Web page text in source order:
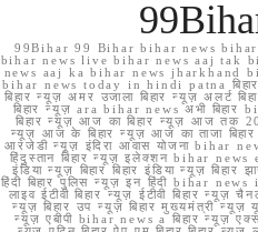
99Bihar 99 Bihar bihar news
bihar news live bihar news aaj tak
news aaj ka bihar news jharkhand
bihar news today in hindi patna बिहार
बिहार न्यूज़ अमर उजाला बिहार न्यूज़ अलर्ट
बिहार न्यूज़ ara bihar news अभी
बिहार न्यूज़ आज का बिहार न्यूज़ आज तक
न्यूज़ आज के बिहार न्यूज़ आज का ताजा बिहार
आरजेडी न्यूज़ इंदिरा आवास योजना bihar
हिंदुस्तान बिहार न्यूज़ इलेक्शन bihar
इंडिया न्यूज़ बिहार बिहार इंडिया न्यूज़
हिंदी बिहार पुलिस न्यूज़ इन हिंदी bihar news
लाइव ईटीवी बिहार न्यूज़ ईटीवी बिहार
न्यूज़ बिहार उप न्यूज़ बिहार मुख्यमंत्री न्यूज़
न्यूज़ एबीपी bihar news a बिहार न्यूज़